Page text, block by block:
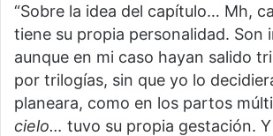
“Sobre la idea del capítulo… Mh,
tiene su propia personalidad. Son
aunque en mi caso hayan salido
por trilogías, sin que yo lo
planeara, como en los partos
cielo… tuvo su propia gestación.